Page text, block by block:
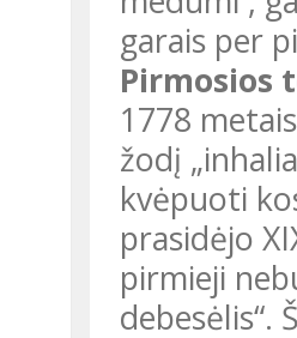
garais per
Pirmosios
1778
žodį
kvėpuoti
prasidėjo
pirmieji
debesėlis“.